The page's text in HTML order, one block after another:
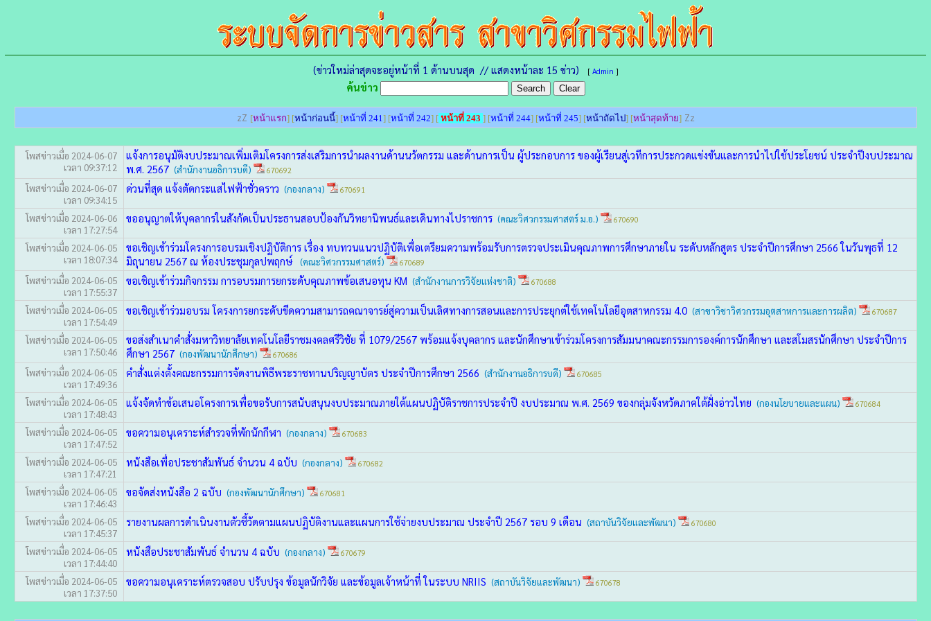
(ข่าวใหม่ล่าสุดจะอยู่หน้าที่ 1 ด้านบนสุด // แสดงหน้าละ 15 ข่าว) [ Admin ]
ค้นข่าว
zZ [หน้าแรก] [หน้าก่อนนี้] [หน้าที่ 241] [หน้าที่ 242] [หน้าที่ 243 ] [หน้าที่ 244] [หน้าที่ 245] [หน้าถัดไป] [หน้าสุดท้าย] Zz
โพสข่าวเมื่อ 2024-06-07
เวลา 09:37:12
แจ้งการอนุมัติงบประมาณเพิ่มเติมโครงการส่งเสริมการนำผลงานด้านนวัตกรรม และด้านการเป็น ผู้ประกอบการ ของผู้เรียนสู่เวทีการประกวดแข่งขันและการนำไปใช้ประโยชน์ ประจำปีงบประมาณ
พ.ศ. 2567 (สำนักงานอธิการบดี) 670692
โพสข่าวเมื่อ 2024-06-07
เวลา 09:34:15
ด่วนที่สุด แจ้งตัดกระแสไฟฟ้าชั่วคราว (กองกลาง) 670691
โพสข่าวเมื่อ 2024-06-06
เวลา 17:27:54
ขออนุญาตให้บุคลากรในสังกัดเป็นประธานสอบป้องกันวิทยานิพนธ์และเดินทางไปราชการ (คณะวิศวกรรมศาสตร์ ม.อ.) 670690
โพสข่าวเมื่อ 2024-06-05
เวลา 18:07:34
ขอเชิญเข้าร่วมโครงการอบรมเชิงปฏิบัติการ เรื่อง ทบทวนแนวปฏิบัติเพื่อเตรียมความพร้อมรับการตรวจประเมินคุณภาพการศึกษาภายใน ระดับหลักสูตร ประจำปีการศึกษา 2566 ในวันพุธที่ 12
มิถุนายน 2567 ณ ห้องประชุมกุลปพฤกษ์ (คณะวิศวกรรมศาสตร์) 670689
โพสข่าวเมื่อ 2024-06-05
เวลา 17:55:37
ขอเชิญเข้าร่วมกิจกรรม การอบรมการยกระดับคุณภาพข้อเสนอทุน KM (สำนักงานการวิจัยแห่งชาติ) 670688
โพสข่าวเมื่อ 2024-06-05
เวลา 17:54:49
ขอเชิญเข้าร่วมอบรม โครงการยกระดับขีดความสามารถคณาจารย์สู่ความเป็นเลิศทางการสอนและการประยุกต์ใช้เทคโนโลยีอุตสาหกรรม 4.0 (สาขาวิชาวิศวกรรมอุตสาหการและการผลิต) 670687
โพสข่าวเมื่อ 2024-06-05
เวลา 17:50:46
ขอส่งสำเนาคำสั่งมหาวิทยาลัยเทคโนโลยีราชมงคลศรีวิชัย ที่ 1079/2567 พร้อมแจ้งบุคลากร และนักศึกษาเข้าร่วมโครงการสัมมนาคณะกรรมการองค์การนักศึกษา และสโมสรนักศึกษา ประจำปีการ
ศึกษา 2567 (กองพัฒนานักศึกษา) 670686
โพสข่าวเมื่อ 2024-06-05
เวลา 17:49:36
คำสั่งแต่งตั้งคณะกรรมการจัดงานพิธีพระราชทานปริญญาบัตร ประจำปีการศึกษา 2566 (สำนักงานอธิการบดี) 670685
โพสข่าวเมื่อ 2024-06-05
เวลา 17:48:43
แจ้งจัดทำข้อเสนอโครงการเพื่อขอรับการสนับสนุนงบประมาณภายใต้แผนปฏิบัติราชการประจำปี งบประมาณ พ.ศ. 2569 ของกลุ่มจังหวัดภาคใต้ฝั่งอ่าวไทย (กองนโยบายและแผน) 670684
โพสข่าวเมื่อ 2024-06-05
เวลา 17:47:52
ขอความอนุเคราะห์สำรวจที่พักนักกีฬา (กองกลาง) 670683
โพสข่าวเมื่อ 2024-06-05
เวลา 17:47:21
หนังสือเพื่อประชาสัมพันธ์ จำนวน 4 ฉบับ (กองกลาง) 670682
โพสข่าวเมื่อ 2024-06-05
เวลา 17:46:43
ขอจัดส่งหนังสือ 2 ฉบับ (กองพัฒนานักศึกษา) 670681
โพสข่าวเมื่อ 2024-06-05
เวลา 17:45:37
รายงานผลการดำเนินงานตัวชี้วัดตามแผนปฏิบัติงานและแผนการใช้จ่ายงบประมาณ ประจำปี 2567 รอบ 9 เดือน (สถาบันวิจัยและพัฒนา) 670680
โพสข่าวเมื่อ 2024-06-05
เวลา 17:44:40
หนังสือประชาสัมพันธ์ จำนวน 4 ฉบับ (กองกลาง) 670679
โพสข่าวเมื่อ 2024-06-05
เวลา 17:37:50
ขอความอนุเคราะห์ตรวจสอบ ปรับปรุง ข้อมูลนักวิจัย และข้อมูลเจ้าหน้าที่ ในระบบ NRIIS (สถาบันวิจัยและพัฒนา) 670678